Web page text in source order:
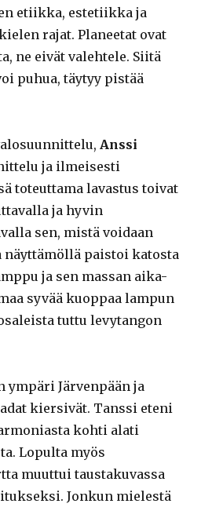
etiikka, estetiikka ja
rajat. Planeetat ovat
ne eivät valehtele. Siitä
puhua, täytyy pistää
Anssi
ja ilmeisesti
toteuttama lavastus toivat
ja hyvin
sen, mistä voidaan
näyttämöllä paistoi katosta
ja sen massan aika-
syvää kuoppaa lampun
tuttu levytangon
ympäri Järvenpään ja
kiersivät. Tanssi eteni
kohti alati
Lopulta myös
muuttui taustakuvassa
Jonkun mielestä